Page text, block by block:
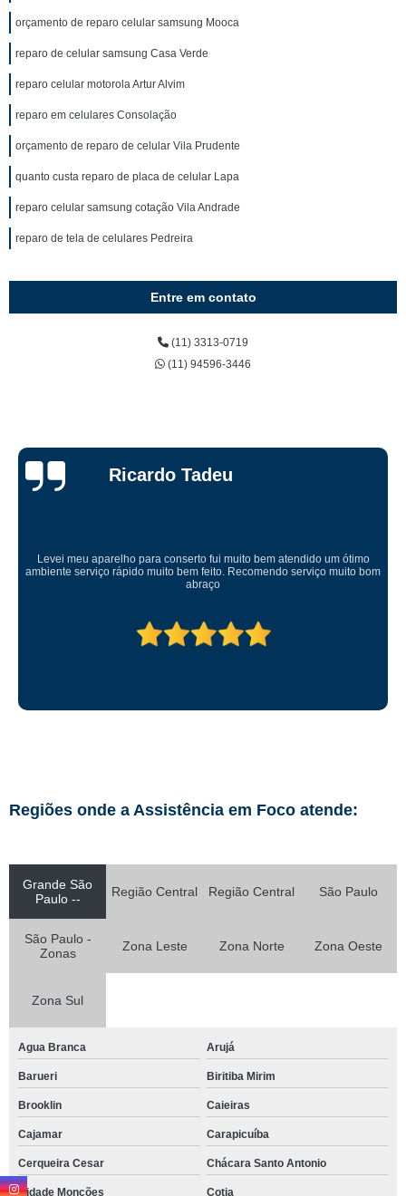
orçamento de reparo celular samsung Mooca
reparo de celular samsung Casa Verde
reparo celular motorola Artur Alvim
reparo em celulares Consolação
orçamento de reparo de celular Vila Prudente
quanto custa reparo de placa de celular Lapa
reparo celular samsung cotação Vila Andrade
reparo de tela de celulares Pedreira
Entre em contato
(11) 3313-0719
(11) 94596-3446
Ricardo Tadeu
Levei meu aparelho para conserto fui muito bem atendido um ótimo
ambiente serviço rápido muito bem feito. Recomendo serviço muito bom
abraço
Regiões onde a Assistência em Foco atende:
Grande São
Paulo --
Região Central Região Central São Paulo
São Paulo -
Zonas
Zona Leste Zona Norte Zona Oeste
Zona Sul
Agua Branca Arujá
Barueri Biritiba Mirim
Brooklin Caieiras
Cajamar Carapicuíba
Cerqueira Cesar Chácara Santo Antonio
Cidade Monções Cotia